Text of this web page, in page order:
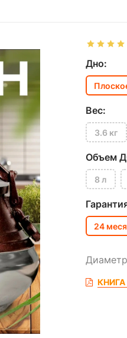
Дно:
Вес:
3.6 кг
Объем
8 л
24
КНИГА